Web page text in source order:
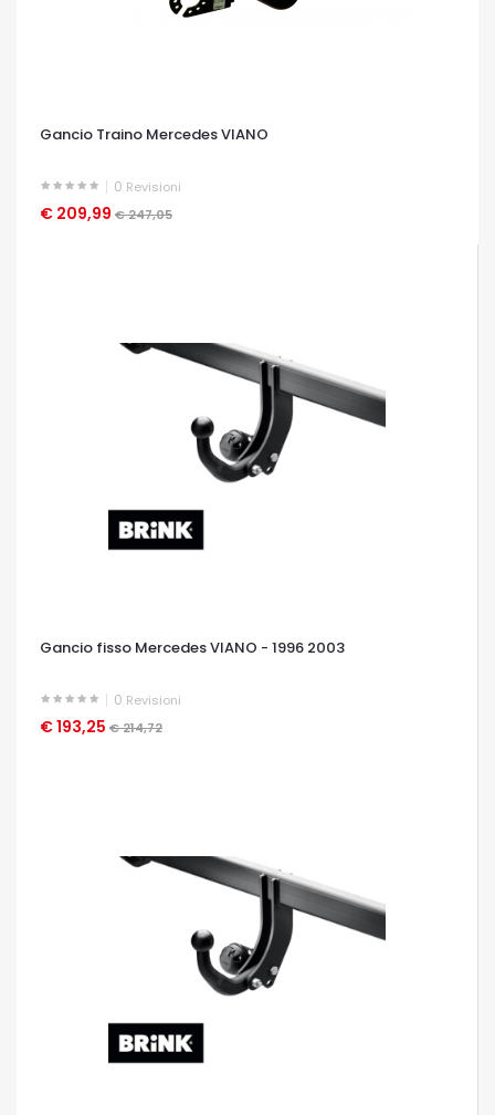
Gancio Traino Mercedes VIANO
0 Revisioni
€ 209,99 € 247,05
OCCHIATA VELOCE
Gancio fisso Mercedes VIANO - 1996 2003
0 Revisioni
€ 193,25 € 214,72
OCCHIATA VELOCE